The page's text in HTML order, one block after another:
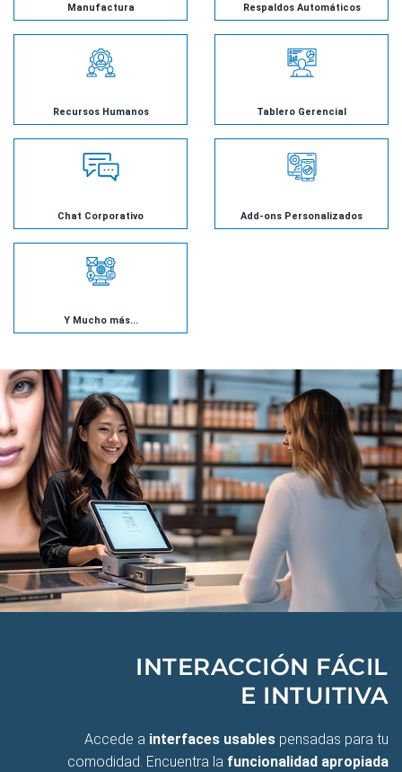
Manufactura Respaldos Automáticos
Recursos Humanos Tablero Gerencial
Chat Corporativo Add-ons Personalizados
Y Mucho más...
INTERACCIÓN FÁCIL
E INTUITIVA
Accede a interfaces usables pensadas para tu
comodidad. Encuentra la funcionalidad apropiada